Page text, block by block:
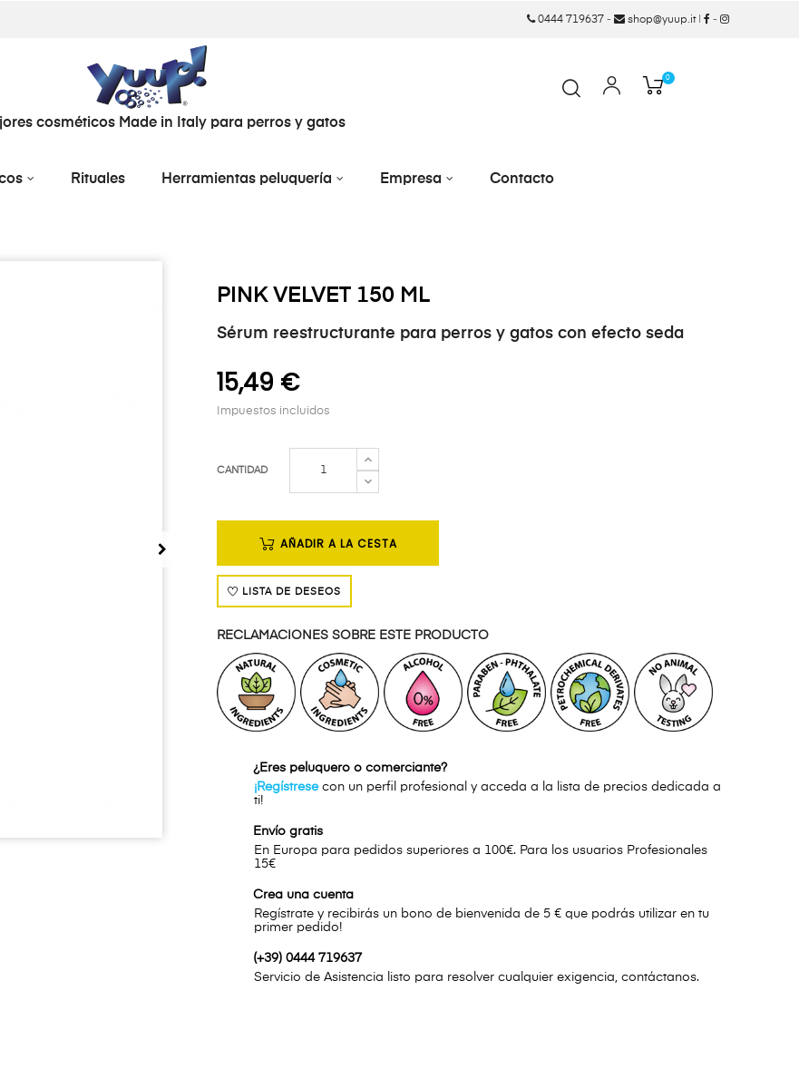
0444 719637- shop@yuup.it| -
cosméticos Made in Italy para perros y gatos
0
Rituales Herramientas peluquería Empresa Contacto
PINK VELVET 150 ML
Sérum reestructurante para perros y gatos con efecto seda
15,49 €
Impuestos incluidos
CANTIDAD
AÑADIR A LA CESTA
LISTA DE DESEOS
RECLAMACIONES SOBRE ESTE PRODUCTO
¿Eres peluquero o comerciante?
¡Regístresecon un perfil profesional y acceda a la lista de precios dedicada a
ti!
Envío gratis
En Europa para pedidos superiores a 100€. Para los usuarios Profesionales
15€
Crea una cuenta
Regístrate y recibirás un bono de bienvenida de 5 € que podrás utilizar en tu
primer pedido!
(+39) 0444 719637
Servicio de Asistencia listo para resolver cualquier exigencia, contáctanos.